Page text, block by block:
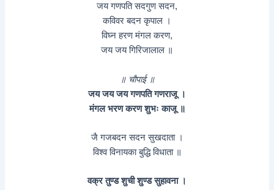
जय गणपति सदगुण सदन,
कविवर बदन कृपाल ।
विघ्न हरण मंगल करण,
जय जय गिरिजालाल ॥
॥ चौपाई ॥
जय जय जय गणपति गणराजू ।
मंगल भरण करण शुभः काजू ॥
जै गजबदन सदन सुखदाता ।
विश्व विनायका बुद्धि विधाता ॥
वक्र तुण्ड शुची शुण्ड सुहावना ।